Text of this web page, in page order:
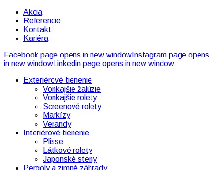
Akcia
Referencie
Kontakt
Kariéra
Facebook page opens in new window Instagram page opens
in new window Linkedin page opens in new window
Exteriérové tienenie
Vonkajšie žalúzie
Vonkajšie rolety
Screenové rolety
Markízy
Verandy
Interiérové tienenie
Plisse
Látkové rolety
Japonské steny
Pergoly a zimné záhrady